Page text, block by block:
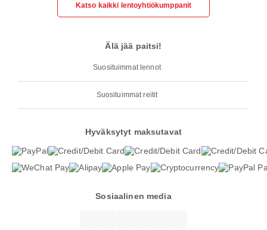
Katso kaikki lentoyhtiökumppanit
Älä jää paitsi!
Suosituimmat lennot
Suosituimmat reitit
Hyväksytyt maksutavat
Sosiaalinen media